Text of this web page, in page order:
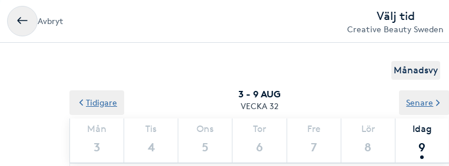
Avbryt Välj tid
Creative Beauty Sweden
Månadsvy
3 - 9 AUG
VECKA 32
Mån
3
Tis
4
Ons
5
Tor
6
Fre
7
Lör
8
Idag
9
Tidigare Senare